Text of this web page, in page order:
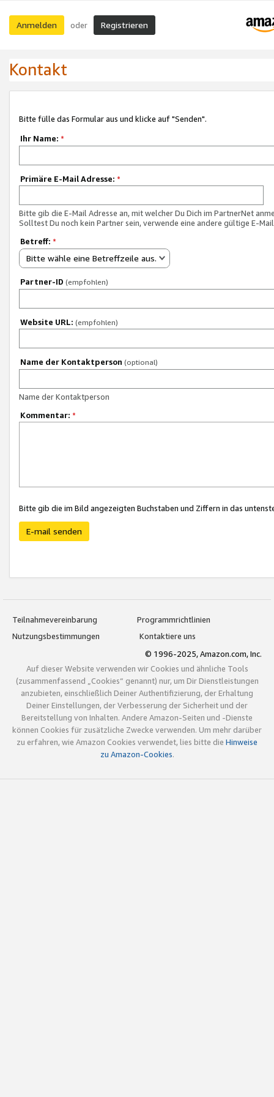
Anmelden oder Registrieren
Kontakt
Bitte fülle das Formular aus und klicke auf "Senden".
Ihr Name: *
Primäre E-Mail Adresse: *
Bitte gib die E-Mail Adresse an, mit welcher Du Dich im PartnerNet
Solltest Du noch kein Partner sein, verwende eine andere gültige E-
Betreff: *
Bitte wähle eine Betreffzeile aus.
Partner-ID (empfohlen)
Website URL: (empfohlen)
Name der Kontaktperson (optional)
Name der Kontaktperson
Kommentar: *
Bitte gib die im Bild angezeigten Buchstaben und Ziffern in das
E-mail senden
Teilnahmevereinbarung
Programmrichtlinien
Nutzungsbestimmungen
Kontaktiere uns
© 1996-2025, Amazon.com, Inc.
Auf dieser Website verwenden wir Cookies und ähnliche Tools
(zusammenfassend „Cookies“ genannt) nur, um Dir Dienstleistungen
anzubieten, einschließlich Deiner Authentifizierung, der Erhaltung
Deiner Einstellungen, der Verbesserung der Sicherheit und der
Bereitstellung von Inhalten. Andere Amazon-Seiten und -Dienste
können Cookies für zusätzliche Zwecke verwenden. Um mehr darüber
zu erfahren, wie Amazon Cookies verwendet, lies bitte die Hinweise
zu Amazon-Cookies.